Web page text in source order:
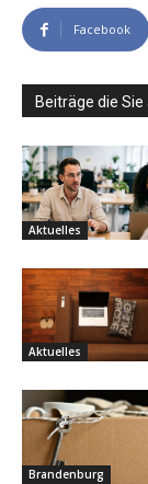
Facebook
Beiträge die
Aktuelles
Aktuelles
Brandenburg